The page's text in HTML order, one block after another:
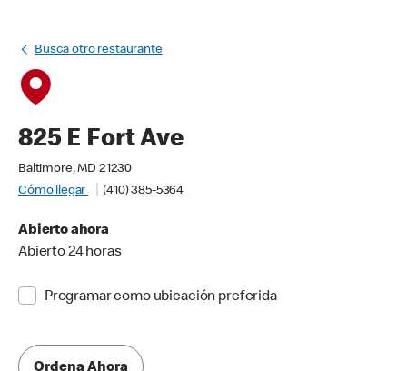
Busca otro restaurante
825 E Fort Ave
Baltimore, MD 21230
Cómo llegar
(410) 385-5364
Abierto ahora
Abierto 24 horas
Programar como ubicación preferida
Ordena Ahora